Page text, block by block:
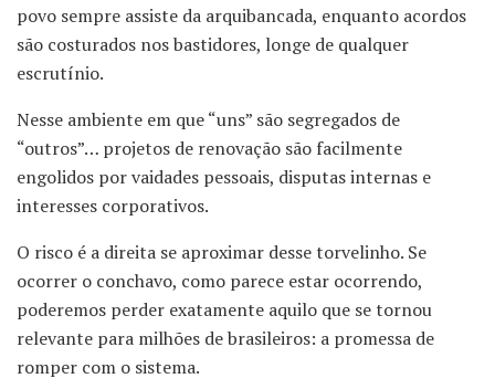
povo sempre assiste da arquibancada, enquanto acordos
são costurados nos bastidores, longe de qualquer
escrutínio.
Nesse ambiente em que “uns” são segregados de
“outros”… projetos de renovação são facilmente
engolidos por vaidades pessoais, disputas internas e
interesses corporativos.
O risco é a direita se aproximar desse torvelinho. Se
ocorrer o conchavo, como parece estar ocorrendo,
poderemos perder exatamente aquilo que se tornou
relevante para milhões de brasileiros: a promessa de
romper com o sistema.